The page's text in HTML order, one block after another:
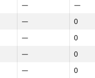
— —
— 0
— 0
— 0
— 0
0 —
0 —
0 —
0 —